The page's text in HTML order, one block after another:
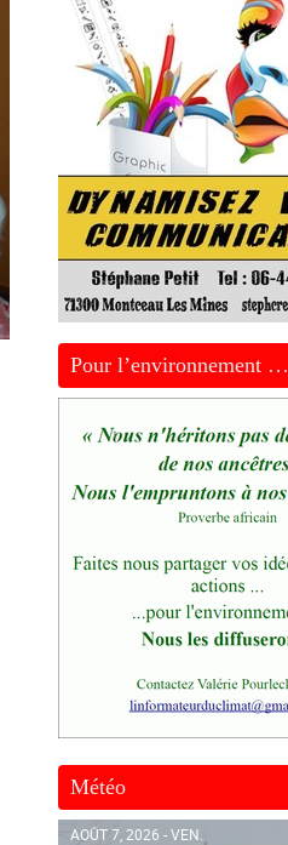
Pour l’environnement …
Météo
AOÛT 7, 2026 - VEN.